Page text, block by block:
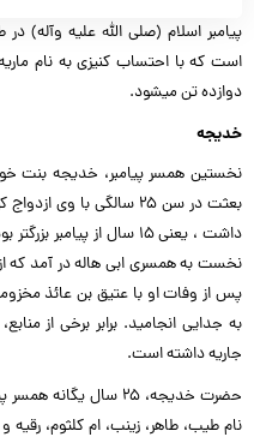
پیامبر اسلام (صلى الله علیه وآله)
است که با احتساب کنیزى به نام
دوازده تن میشود.
خدیجه
داشت ، یعنى ۱۵ سال از
نخست ‏به همسرى ابى هاله در آمد که
پس از وفات او با عتیق بن عائذ
به جدایى انجامید. برابر برخى از
جاریه داشته است.
حضرت خدیجه، ۲۵ سال
نام طیب، طاهر، زینب، ام کلثوم،